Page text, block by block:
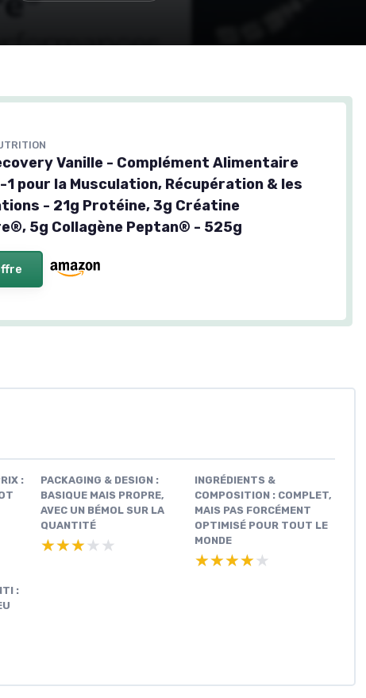
Vanille - Complément Alimentaire
pour la Musculation, Récupération & les
- 21g Protéine, 3g Créatine
5g Collagène Peptan® - 525g
:
PACKAGING & DESIGN :
BASIQUE MAIS PROPRE,
AVEC UN BÉMOL SUR LA
QUANTITÉ
★★★★★
★★★★★
INGRÉDIENTS &
COMPOSITION : COMPLET,
MAIS PAS FORCÉMENT
OPTIMISÉ POUR TOUT LE
MONDE
★★★★★
★★★★★
: